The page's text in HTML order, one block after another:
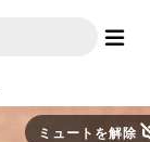
ミュートを解除